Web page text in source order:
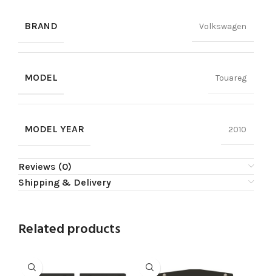
BRAND Volkswagen
MODEL Touareg
MODEL YEAR 2010
Reviews (0)
Shipping & Delivery
Related products